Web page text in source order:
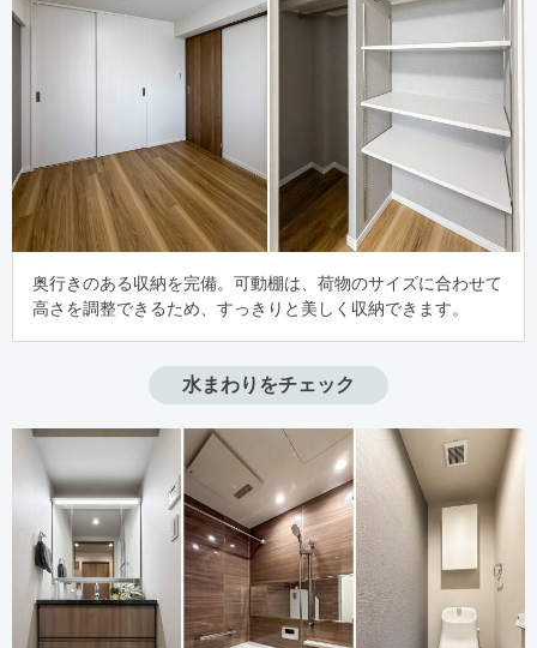
奥行きのある収納を完備。可動棚は、荷物のサイズに合わせて
高さを調整できるため、すっきりと美しく収納できます。
水まわりをチェック